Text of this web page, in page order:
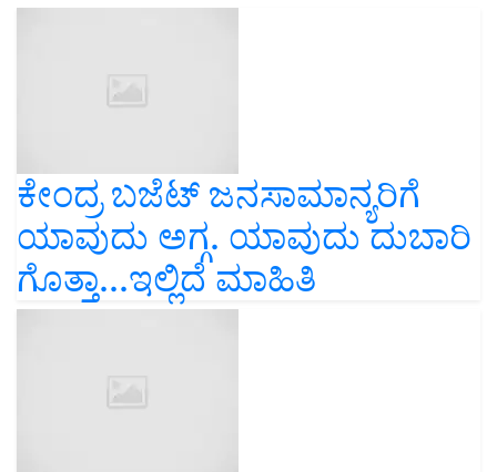
ಕೇಂದ್ರ ಬಜೆಟ್ ಜನಸಾಮಾನ್ಯರಿಗೆ
ಯಾವುದು ಅಗ್ಗ. ಯಾವುದು ದುಬಾರಿ
ಗೊತ್ತಾ...ಇಲ್ಲಿದೆ ಮಾಹಿತಿ